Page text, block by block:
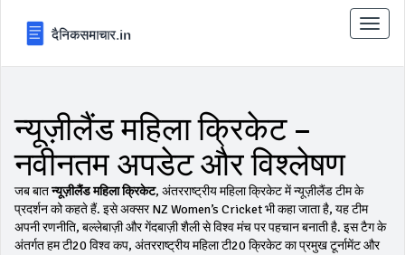
टॉगल
से
न्यूज़ीलैंड महिला क्रिकेट –
नवीनतम अपडेट और विश्लेषण
जब बातन्यूज़ीलैंड महिला क्रिकेट, अंतरराष्ट्रीय महिला क्रिकेट में न्यूज़ीलैंड टीम के
प्रदर्शन को कहते हैं. इसे अक्सरNZ Women’s Cricketभी कहा जाता है, यह टीम
अपनी रणनीति, बल्लेबाज़ी और गेंदबाज़ी शैली से विश्व मंच पर पहचान बनाती है. इस टैग के
अंतर्गत हमटी20 विश्व कप, अंतरराष्ट्रीय महिला टी20 क्रिकेट का प्रमुख टूर्नामेंटऔर